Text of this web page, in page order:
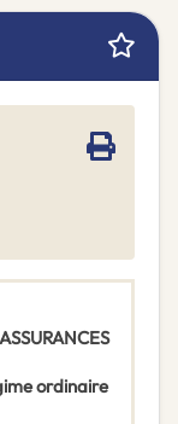
ordinaire